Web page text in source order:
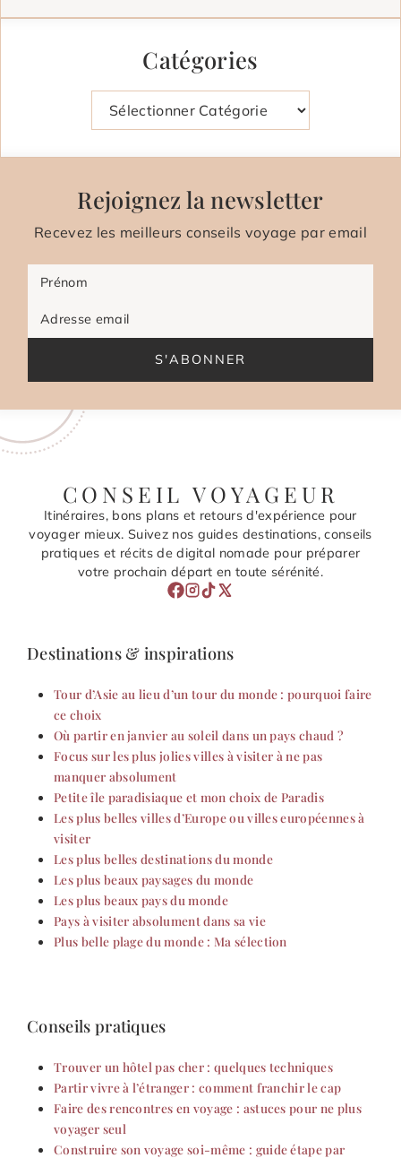
Catégories
Catégories
Rejoignez la newsletter
Recevez les meilleurs conseils voyage par email
Prénom
Adresse email
S'ABONNER
CONSEIL VOYAGEUR
Itinéraires, bons plans et retours d'expérience pour
voyager mieux. Suivez nos guides destinations, conseils
pratiques et récits de digital nomade pour préparer
votre prochain départ en toute sérénité.
Destinations & inspirations
Tour d’Asie au lieu d’un tour du monde : pourquoi faire
ce choix
Où partir en janvier au soleil dans un pays chaud ?
Focus sur les plus jolies villes à visiter à ne pas
manquer absolument
Petite île paradisiaque et mon choix de Paradis
Les plus belles villes d’Europe ou villes européennes à
visiter
Les plus belles destinations du monde
Les plus beaux paysages du monde
Les plus beaux pays du monde
Pays à visiter absolument dans sa vie
Plus belle plage du monde : Ma sélection
Conseils pratiques
Trouver un hôtel pas cher : quelques techniques
Partir vivre à l’étranger : comment franchir le cap
Faire des rencontres en voyage : astuces pour ne plus
voyager seul
Construire son voyage soi-même : guide étape par